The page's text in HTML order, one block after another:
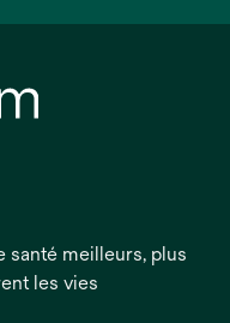
santé meilleurs, plus
les vies